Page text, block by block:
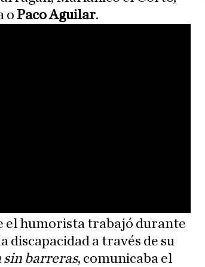
o Paco Aguilar.
el humorista trabajó durante
discapacidad a través de su
barreras, comunicaba el